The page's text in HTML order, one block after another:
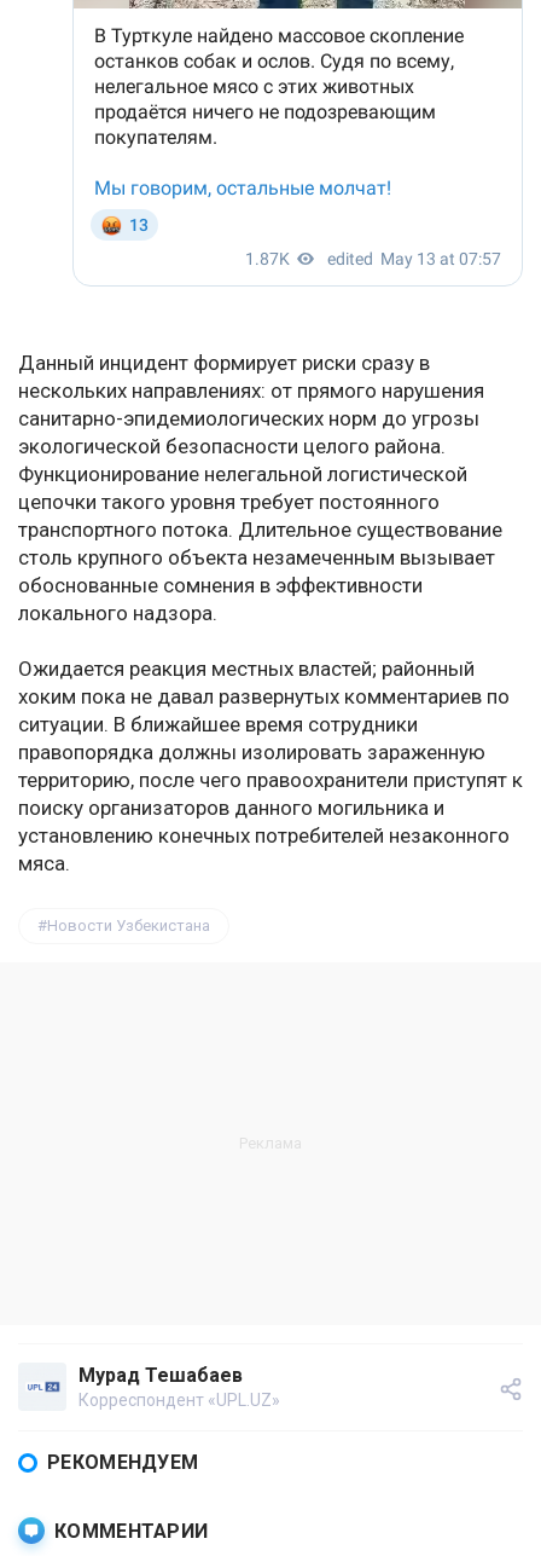
Данный инцидент формирует риски сразу в
нескольких направлениях: от прямого нарушения
санитарно-эпидемиологических норм до угрозы
экологической безопасности целого района.
Функционирование нелегальной логистической
цепочки такого уровня требует постоянного
транспортного потока. Длительное существование
столь крупного объекта незамеченным вызывает
обоснованные сомнения в эффективности
локального надзора.
Ожидается реакция местных властей; районный
хоким пока не давал развернутых комментариев по
ситуации. В ближайшее время сотрудники
правопорядка должны изолировать зараженную
территорию, после чего правоохранители приступят к
поиску организаторов данного могильника и
установлению конечных потребителей незаконного
мяса.
Новости Узбекистана
Мурад Тешабаев
Корреспондент «UPL.UZ»
РЕКОМЕНДУЕМ
КОММЕНТАРИИ